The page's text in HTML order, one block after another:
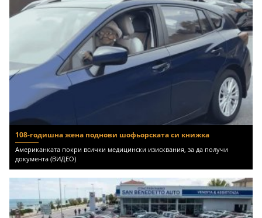
108-годишна жена поднови шофьорската си книжка
Американката покри всички медицински изисквания, за да получи
документа (ВИДЕО)